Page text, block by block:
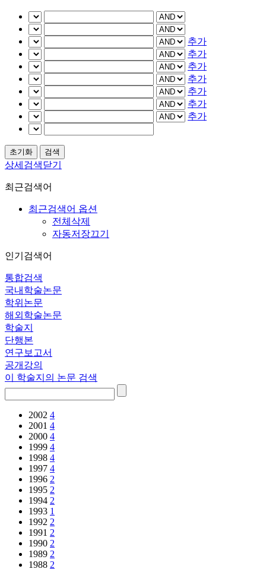
추가
추가
추가
추가
추가
추가
추가
상세검색닫기
최근검색어
최근검색어 옵션
전체삭제
자동저장끄기
인기검색어
통합검색
국내학술논문
학위논문
해외학술논문
학술지
단행본
연구보고서
공개강의
이 학술지의 논문 검색
2002 4
2001 4
2000 4
1999 4
1998 4
1997 4
1996 2
1995 2
1994 2
1993 1
1992 2
1991 2
1990 2
1989 2
1988 2